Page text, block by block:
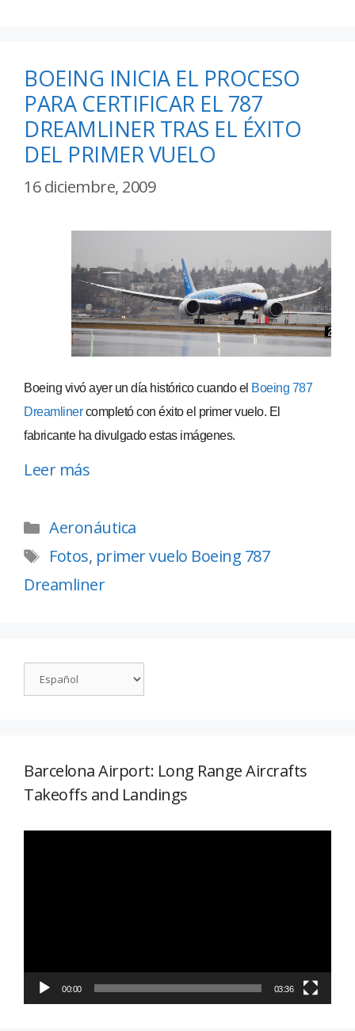
BOEING INICIA EL PROCESO
PARA CERTIFICAR EL 787
DREAMLINER TRAS EL ÉXITO
DEL PRIMER VUELO
16 diciembre, 2009
Boeing vivó ayer un día histórico cuando el Boeing 787
Dreamlinercompletó con éxito el primer vuelo. El
fabricante ha divulgado estas imágenes.
Leer más
Aeronáutica
Fotos, primer vuelo Boeing 787
Dreamliner
Barcelona Airport: Long Range Aircrafts
Takeoffs and Landings
00:00 03:36